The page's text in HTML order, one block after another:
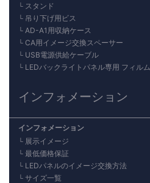
スタンド
吊り下げ用ビス
AD-A1用収納ケース
CA用イメージ交換スペーサー
USB電源供給ケーブル
LEDバックライトパネル専用 フィルム
インフォメーション
インフォメーション
展示イメージ
最低価格保証
LEDパネルのイメージ交換方法
サイズ一覧